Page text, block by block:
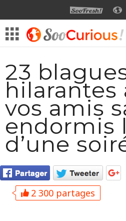
23
hilarantes
vos amis
endormis
d’une
2 300 partages